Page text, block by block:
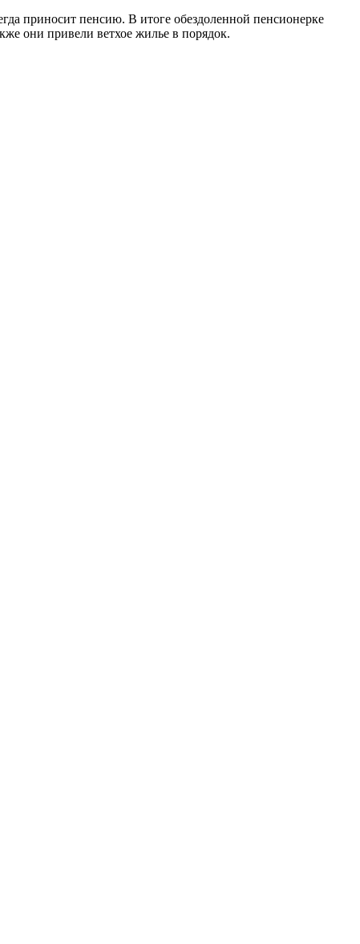
приносит пенсию. В итоге обездоленной пенсионерке
они привели ветхое жилье в порядок.